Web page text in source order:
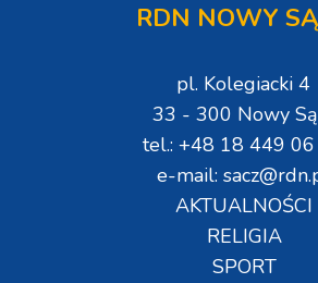
RDN NOWY
pl. Kolegiacki 4
33 - 300 Nowy
tel.: +48 18 449
e-mail:
AKTUALNOŚCI
RELIGIA
SPORT